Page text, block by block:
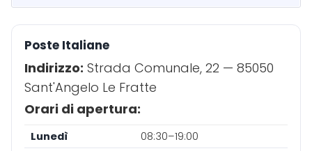
Poste Italiane
Indirizzo: Strada Comunale, 22 — 85050
Sant'Angelo Le Fratte
Orari di apertura:
Lunedì
08:30–19:00